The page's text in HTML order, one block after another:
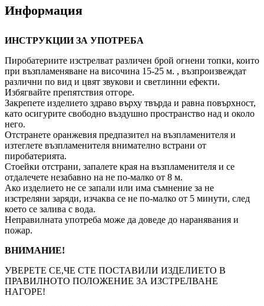
Информация
ИНСТРУКЦИИ ЗА УПОТРЕБА
Пиробатериите изстрелват различен брой огнени топки, които
при възпламеняване на височина 15-25 м. , възпроизвеждат
различни по вид и цвят звукови и светлинни ефекти.
Избягвайте препятствия отгоре.
Закрепете изделието здраво върху твърда и равна повърхност,
като осигурите свободно въздушно пространство над и около
него.
Отстранете оранжевия предпазител на възпламенителя и
изтеглете възпламенителя внимателно встрани от
пиробатерията.
Стоейки отстрани, запалете края на възпламенителя и се
отдалечете незабавно на не по-малко от 8 м.
Ако изделието не се запали или има съмнение за не
изстреляни заряди, изчаква се не по-малко от 5 минути, след
което се залива с вода.
Неправилната употреба може да доведе до наранявания и
пожар.
ВНИМАНИЕ!
УВЕРЕТЕ СЕ,ЧЕ СТЕ ПОСТАВИЛИ ИЗДЕЛИЕТО В
ПРАВИЛНОТО ПОЛОЖЕНИЕ ЗА ИЗСТРЕЛВАНЕ
НАГОРЕ!